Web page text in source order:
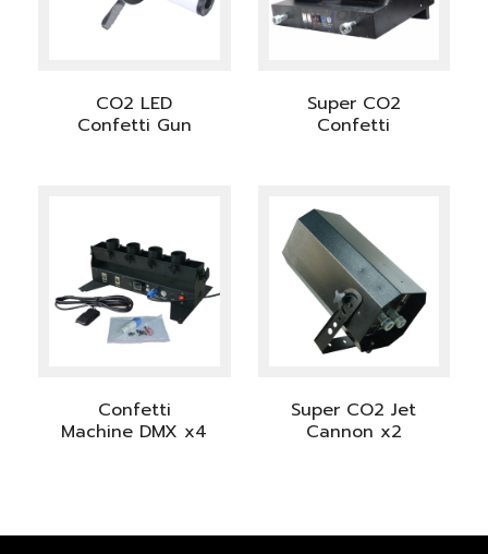
CO2 LED
Confetti Gun
Super CO2
Confetti
Confetti
Machine DMX x4
Super CO2 Jet
Cannon x2